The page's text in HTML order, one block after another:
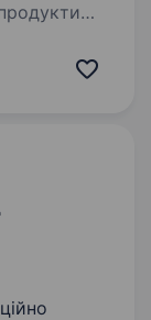
який